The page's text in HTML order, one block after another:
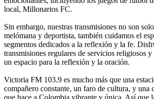
local, Millonarios FC.
Sin embargo, nuestras transmisiones no son
melómana y deportista, también cuidamos el
segmentos dedicados a la reflexión y la fe.
transmisiones regulares de servicios religiosos
un espacio para la reflexión y la oración.
Victoria FM 103.9 es mucho más que una
compañero constante, un faro de cultura, y una
que hace a Colombia vibrante y única. Así que